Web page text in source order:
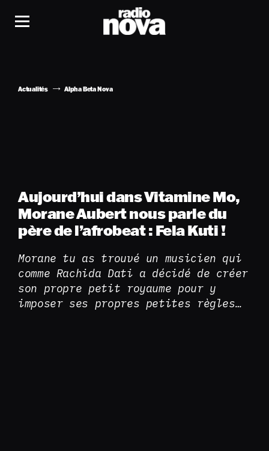
Actualités Alpha Beta Nova
Aujourd’hui dans Vitamine Mo,
Morane Aubert nous parle du
père de l’afrobeat : Fela Kuti !
Morane tu as trouvé un musicien qui
comme Rachida Dati a décidé de créer
son propre petit royaume pour y
imposer ses propres petites règles…